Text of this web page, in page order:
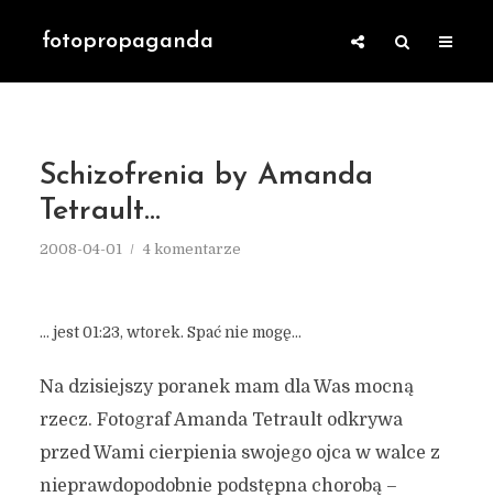
fotopropaganda
Schizofrenia by Amanda
Tetrault…
2008-04-01 4 komentarze
… jest 01:23, wtorek. Spać nie mogę…
Na dzisiejszy poranek mam dla Was mocną
rzecz. Fotograf Amanda Tetrault odkrywa
przed Wami cierpienia swojego ojca w walce z
nieprawdopodobnie podstępna chorobą –